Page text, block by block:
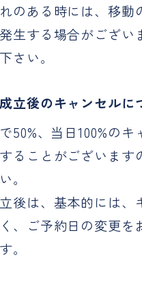
のある時には、移動
生する場合がござい
さい。
立後のキャンセルに
50%、当日100%のキ
ることがございます
。
後は、基本的には、
、ご予約日の変更を
。